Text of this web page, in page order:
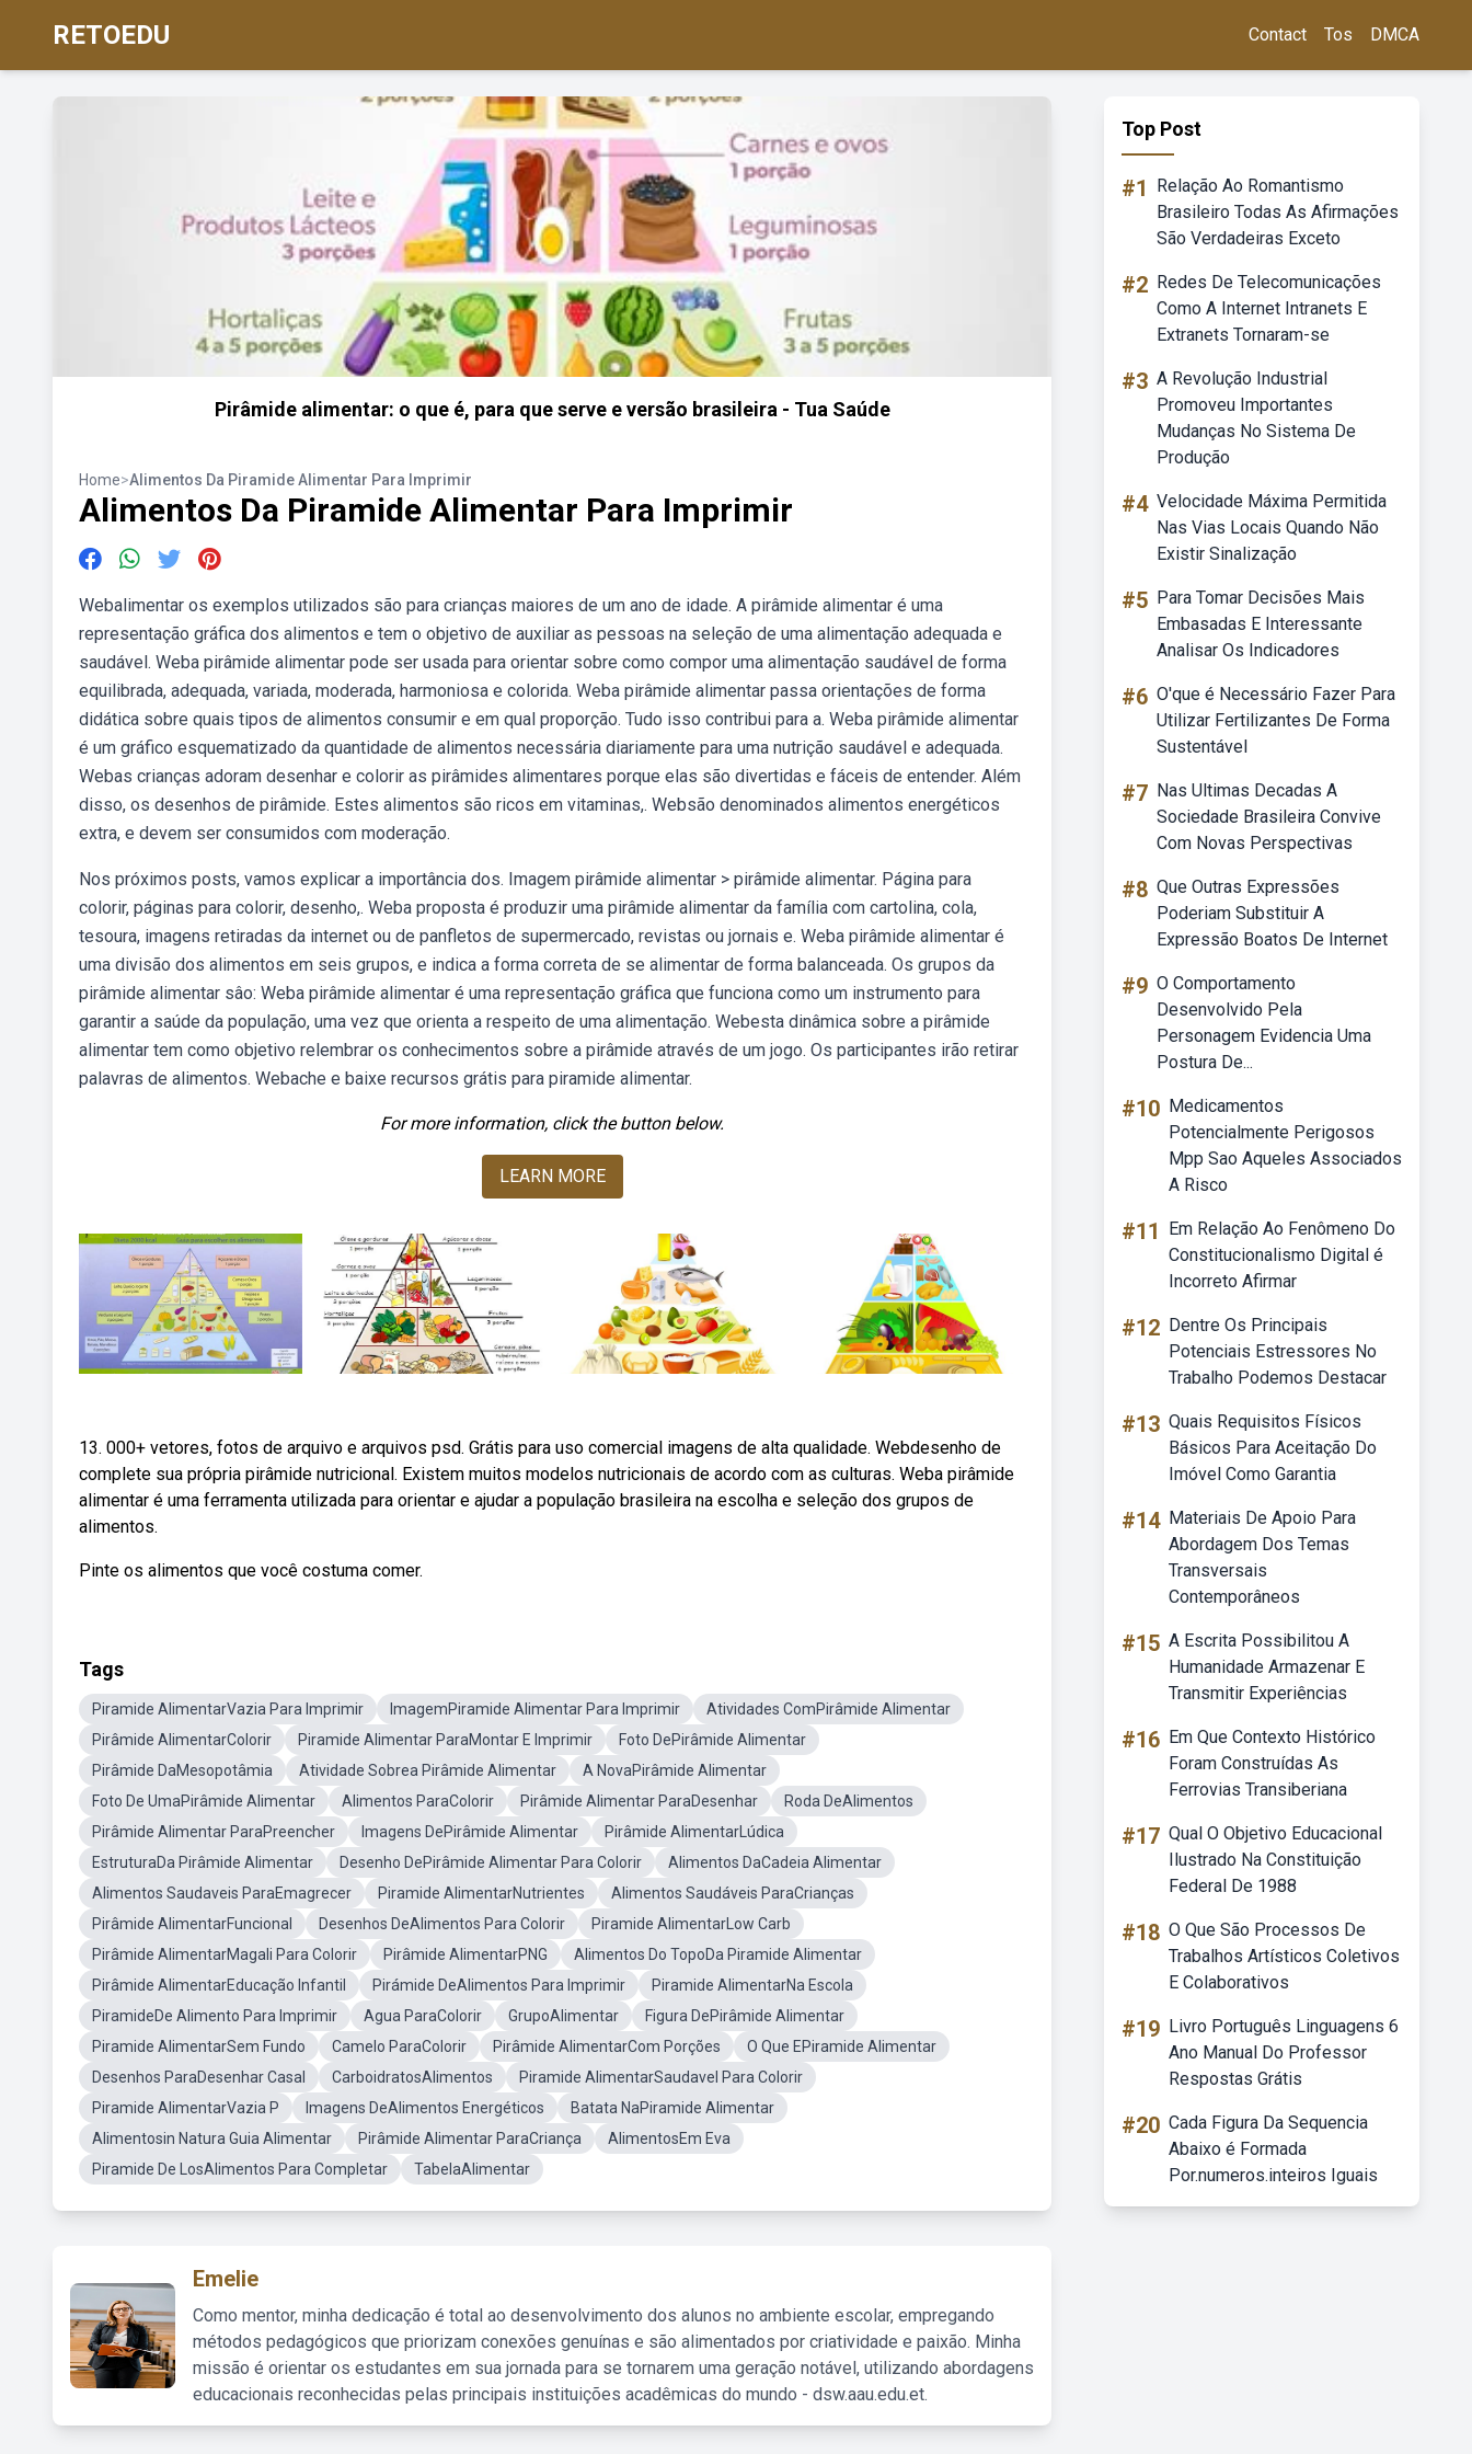
RETOEDU Contact Tos DMCA
Pirâmide alimentar: o que é, para que serve e versão brasileira - Tua Saúde
Home>Alimentos Da Piramide Alimentar Para Imprimir
Alimentos Da Piramide Alimentar Para Imprimir
Webalimentar os exemplos utilizados são para crianças maiores de um ano de idade. A pirâmide alimentar é uma
representação gráfica dos alimentos e tem o objetivo de auxiliar as pessoas na seleção de uma alimentação adequada e
saudável. Weba pirâmide alimentar pode ser usada para orientar sobre como compor uma alimentação saudável de forma
equilibrada, adequada, variada, moderada, harmoniosa e colorida. Weba pirâmide alimentar passa orientações de forma
didática sobre quais tipos de alimentos consumir e em qual proporção. Tudo isso contribui para a. Weba pirâmide alimentar
é um gráfico esquematizado da quantidade de alimentos necessária diariamente para uma nutrição saudável e adequada.
Webas crianças adoram desenhar e colorir as pirâmides alimentares porque elas são divertidas e fáceis de entender. Além
disso, os desenhos de pirâmide. Estes alimentos são ricos em vitaminas,. Websão denominados alimentos energéticos
extra, e devem ser consumidos com moderação.
Nos próximos posts, vamos explicar a importância dos. Imagem pirâmide alimentar > pirâmide alimentar. Página para
colorir, páginas para colorir, desenho,. Weba proposta é produzir uma pirâmide alimentar da família com cartolina, cola,
tesoura, imagens retiradas da internet ou de panfletos de supermercado, revistas ou jornais e. Weba pirâmide alimentar é
uma divisão dos alimentos em seis grupos, e indica a forma correta de se alimentar de forma balanceada. Os grupos da
pirâmide alimentar sâo: Weba pirâmide alimentar é uma representação gráfica que funciona como um instrumento para
garantir a saúde da população, uma vez que orienta a respeito de uma alimentação. Webesta dinâmica sobre a pirâmide
alimentar tem como objetivo relembrar os conhecimentos sobre a pirâmide através de um jogo. Os participantes irão retirar
palavras de alimentos. Webache e baixe recursos grátis para piramide alimentar.
For more information, click the button below.
LEARN MORE
13. 000+ vetores, fotos de arquivo e arquivos psd. Grátis para uso comercial imagens de alta qualidade. Webdesenho de
complete sua própria pirâmide nutricional. Existem muitos modelos nutricionais de acordo com as culturas. Weba pirâmide
alimentar é uma ferramenta utilizada para orientar e ajudar a população brasileira na escolha e seleção dos grupos de
alimentos.
Pinte os alimentos que você costuma comer.
Tags
Piramide AlimentarVazia Para Imprimir ImagemPiramide Alimentar Para Imprimir
Atividades ComPirâmide Alimentar
Pirâmide AlimentarColorir
Piramide Alimentar ParaMontar E Imprimir
Foto DePirâmide Alimentar
Pirâmide DaMesopotâmia
Atividade Sobrea Pirâmide Alimentar
A NovaPirâmide Alimentar
Foto De UmaPirâmide Alimentar
Alimentos ParaColorir Pirâmide Alimentar ParaDesenhar
Roda DeAlimentos
Pirâmide Alimentar ParaPreencher
Imagens DePirâmide Alimentar
Pirâmide AlimentarLúdica
EstruturaDa Pirâmide Alimentar
Desenho DePirâmide Alimentar Para Colorir
Alimentos DaCadeia Alimentar
Alimentos Saudaveis ParaEmagrecer
Piramide AlimentarNutrientes
Alimentos Saudáveis ParaCrianças
Pirâmide AlimentarFuncional
Desenhos DeAlimentos Para Colorir
Piramide AlimentarLow Carb
Pirâmide AlimentarMagali Para Colorir
Pirâmide AlimentarPNG
Alimentos Do TopoDa Piramide Alimentar
Pirâmide AlimentarEducação Infantil
Pirámide DeAlimentos Para Imprimir
Piramide AlimentarNa Escola
PiramideDe Alimento Para Imprimir
Agua ParaColorir GrupoAlimentar
Figura DePirâmide Alimentar
Piramide AlimentarSem Fundo
Camelo ParaColorir Pirâmide AlimentarCom Porções
O Que EPiramide Alimentar
Desenhos ParaDesenhar Casal
CarboidratosAlimentos
Piramide AlimentarSaudavel Para Colorir
Piramide AlimentarVazia P
Imagens DeAlimentos Energéticos
Batata NaPiramide Alimentar
Alimentosin Natura Guia Alimentar
Pirâmide Alimentar ParaCriança
AlimentosEm Eva
Piramide De LosAlimentos Para Completar
TabelaAlimentar
Emelie
Como mentor, minha dedicação é total ao desenvolvimento dos alunos no ambiente escolar, empregando
métodos pedagógicos que priorizam conexões genuínas e são alimentados por criatividade e paixão. Minha
missão é orientar os estudantes em sua jornada para se tornarem uma geração notável, utilizando abordagens
educacionais reconhecidas pelas principais instituições acadêmicas do mundo - dsw.aau.edu.et.
Top Post
#1
Relação Ao Romantismo
Brasileiro Todas As Afirmações
São Verdadeiras Exceto
#2 Redes De Telecomunicações
Como A Internet Intranets E
Extranets Tornaram-se
#3 A Revolução Industrial
Promoveu Importantes
Mudanças No Sistema De
Produção
#4 Velocidade Máxima Permitida
Nas Vias Locais Quando Não
Existir Sinalização
#5 Para Tomar Decisões Mais
Embasadas E Interessante
Analisar Os Indicadores
#6 O'que é Necessário Fazer Para
Utilizar Fertilizantes De Forma
Sustentável
#7 Nas Ultimas Decadas A
Sociedade Brasileira Convive
Com Novas Perspectivas
#8 Que Outras Expressões
Poderiam Substituir A
Expressão Boatos De Internet
#9 O Comportamento
Desenvolvido Pela
Personagem Evidencia Uma
Postura De...
#10 Medicamentos
Potencialmente Perigosos
Mpp Sao Aqueles Associados
A Risco
#11
Em Relação Ao Fenômeno Do
Constitucionalismo Digital é
Incorreto Afirmar
#12 Dentre Os Principais
Potenciais Estressores No
Trabalho Podemos Destacar
#13 Quais Requisitos Físicos
Básicos Para Aceitação Do
Imóvel Como Garantia
#14 Materiais De Apoio Para
Abordagem Dos Temas
Transversais
Contemporâneos
#15 A Escrita Possibilitou A
Humanidade Armazenar E
Transmitir Experiências
#16 Em Que Contexto Histórico
Foram Construídas As
Ferrovias Transiberiana
#17 Qual O Objetivo Educacional
Ilustrado Na Constituição
Federal De 1988
#18 O Que São Processos De
Trabalhos Artísticos Coletivos
E Colaborativos
#19 Livro Português Linguagens 6
Ano Manual Do Professor
Respostas Grátis
#20 Cada Figura Da Sequencia
Abaixo é Formada
Por.numeros.inteiros Iguais